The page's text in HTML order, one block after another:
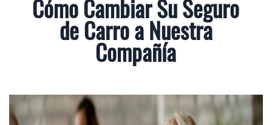
Cómo Cambiar Su Seguro
de Carro a Nuestra
Compañía